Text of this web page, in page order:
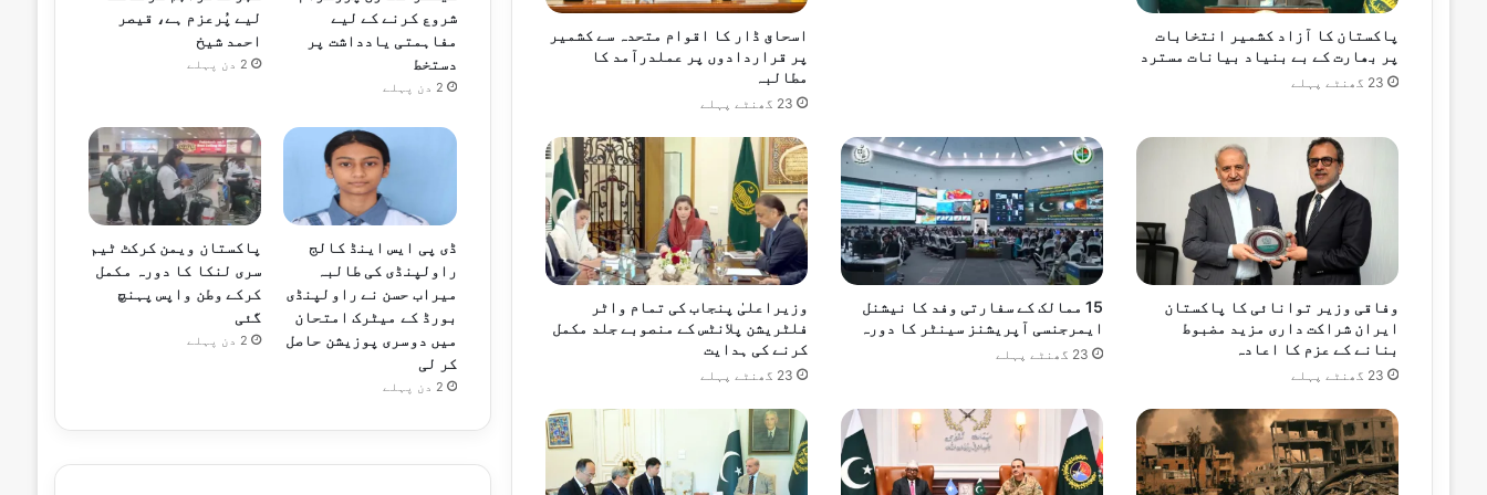
54 منٹس پہلے
مکہ مشترکہ دفاعی معاہدہ خطے میں امن کے فروغ میں معاون ہوگا، صدر اردوان
55 منٹس پہلے
پاکستان، سعودی عرب اور ترکیہ امن کے مشترکہ عزم میں متحد ہیں، وزیراعظم شہباز شریف
56 منٹس پہلے
پاکستان، سعودی عرب اور ترکیہ کے درمیان مکہ مشترکہ دفاعی معاہدہ طے پا گیا
3 گھنٹے پہلے
ایشین ویمن نیٹ بال چیمپئن شپ / پلیٹ ڈویژن: پاکستانی ٹیم ہانگ کانگ پہنچ گئی
پاکستان کا آزاد کشمیر انتخابات
پر بھارت کے بے بنیاد بیانات مسترد
23 گھنٹے پہلے
اسحاق ڈار کا اقوام متحدہ سے کشمیر
پر قراردادوں پر عملدرآمد کا
مطالبہ
23 گھنٹے پہلے
وفاقی وزیر توانائی کا پاکستان
ایران شراکت داری مزید مضبوط
بنانے کے عزم کا اعادہ
23 گھنٹے پہلے
15 ممالک کے سفارتی وفد کا نیشنل
ایمرجنسی آپریشنز سینٹر کا دورہ
23 گھنٹے پہلے
وزیراعلیٰ پنجاب کی تمام واٹر
فلٹریشن پلانٹس کے منصوبے جلد مکمل
کرنے کی ہدایت
23 گھنٹے پہلے
شروع کرنے کے لیے
مفاہمتی یادداشت پر
دستخط
2 دن پہلے
لیے پُرعزم ہے، قیصر
احمد شیخ
2 دن پہلے
ڈی پی ایس اینڈ کالج
راولپنڈی کی طالبہ
میراب حسن نے راولپنڈی
بورڈ کے میٹرک امتحان
میں دوسری پوزیشن حاصل
کر لی
2 دن پہلے
پاکستان ویمن کرکٹ ٹیم
سری لنکا کا دورہ مکمل
کرکے وطن واپس پہنچ
گئی
2 دن پہلے